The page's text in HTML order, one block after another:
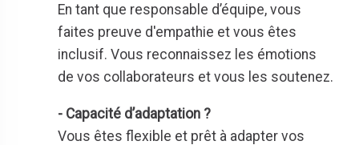
En tant que responsable d’équipe, vous
faites preuve d'empathie et vous êtes
inclusif. Vous reconnaissez les émotions
de vos collaborateurs et vous les soutenez.
- Capacité d’adaptation ?
Vous êtes flexible et prêt à adapter vos